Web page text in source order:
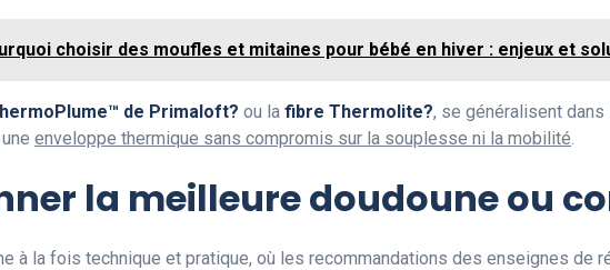
choisir des moufles et mitaines pour bébé en hiver : enjeux et
de Primaloft? ou la fibre Thermolite?, se généralisent
enveloppe thermique sans compromis sur la souplesse ni la mobilité.
la meilleure doudoune ou
à la fois technique et pratique, où les recommandations des enseignes de